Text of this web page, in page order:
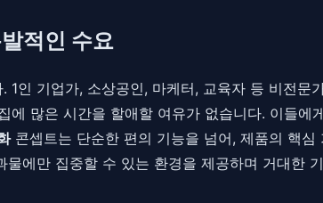
적인 수요
1인 기업가, 소상공인, 마케터, 교육자 등 비전
에 많은 시간을 할애할 여유가 없습니다. 이들
콘셉트는 단순한 편의 기능을 넘어, 제품의 핵심
물에만 집중할 수 있는 환경을 제공하며 거대한